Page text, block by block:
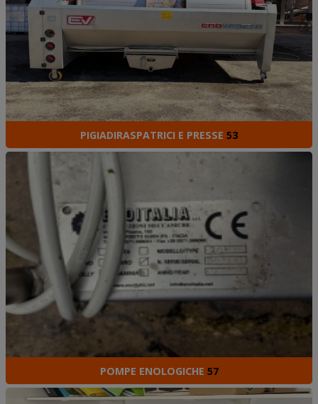
PIGIADIRASPATRICI E PRESSE 53
POMPE ENOLOGICHE 57